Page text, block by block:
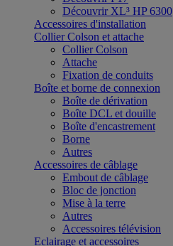
Découvrir XL³ HP 6300
Accessoires d'installation
Collier Colson et attache
Collier Colson
Attache
Fixation de conduits
Boîte et borne de connexion
Boîte de dérivation
Boîte DCL et douille
Boîte d'encastrement
Borne
Autres
Accessoires de câblage
Embout de câblage
Bloc de jonction
Mise à la terre
Autres
Accessoires télévision
Eclairage et accessoires